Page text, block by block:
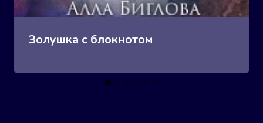
Золушка с блокнотом